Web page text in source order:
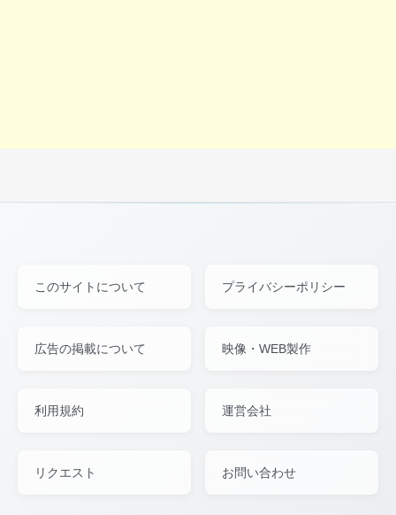
このサイトについて プライバシーポリシー
広告の掲載について 映像・WEB製作
利用規約 運営会社
リクエスト お問い合わせ